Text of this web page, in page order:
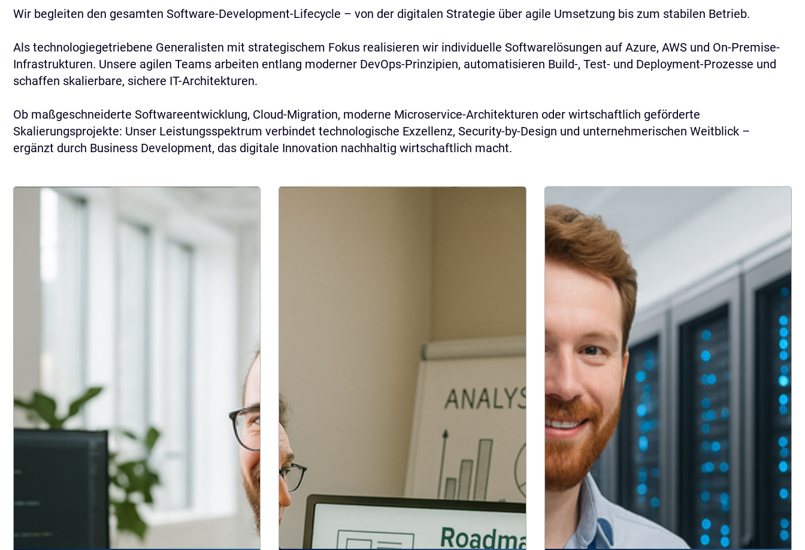
Wir begleiten den gesamten Software-Development-Lifecycle – von der digitalen Strategie über agile Umsetzung bis zum stabilen Betrieb.
Als technologiegetriebene Generalisten mit strategischem Fokus realisieren wir individuelle Softwarelösungen auf Azure, AWS und On-Premise-
Infrastrukturen. Unsere agilen Teams arbeiten entlang moderner DevOps-Prinzipien, automatisieren Build-, Test- und Deployment-Prozesse und
schaffen skalierbare, sichere IT-Architekturen.
Ob maßgeschneiderte Softwareentwicklung, Cloud-Migration, moderne Microservice-Architekturen oder wirtschaftlich geförderte
Skalierungsprojekte: Unser Leistungsspektrum verbindet technologische Exzellenz, Security-by-Design und unternehmerischen Weitblick –
ergänzt durch Business Development, das digitale Innovation nachhaltig wirtschaftlich macht.